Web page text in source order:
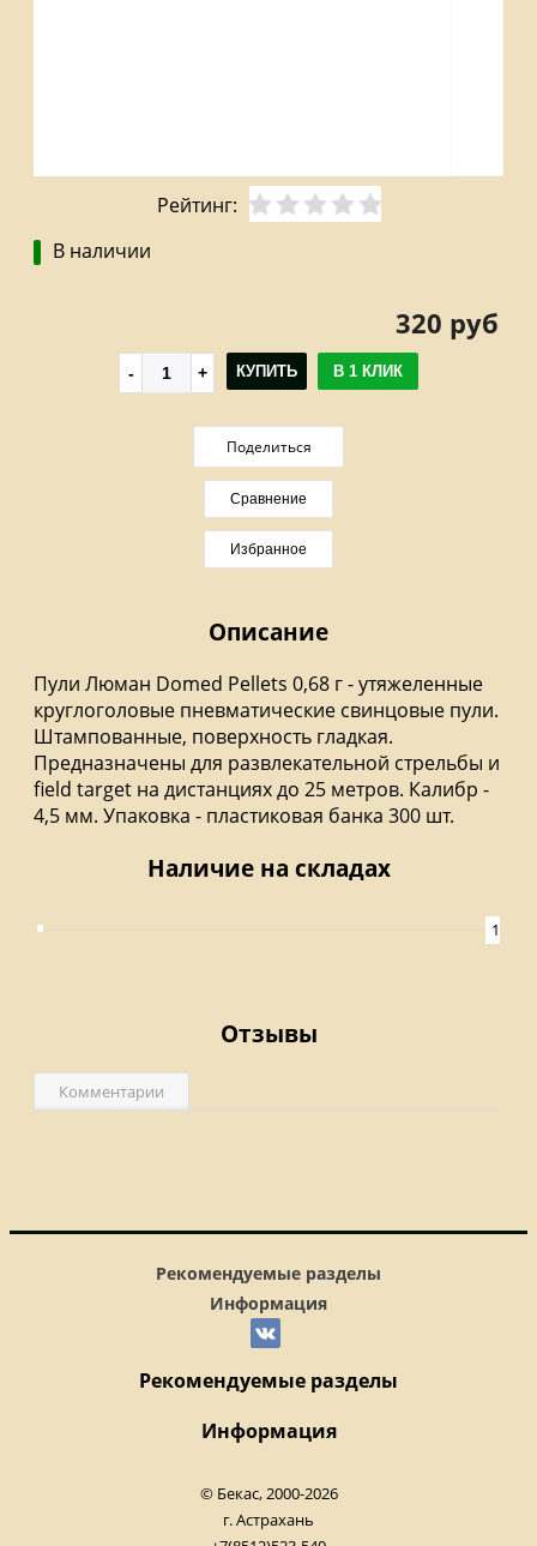
Рейтинг:
В наличии
320 руб
КУПИТЬ В 1 КЛИК
Поделиться
Сравнение
Избранное
Описание
Пули Люман Domed Pellets 0,68 г - утяжеленные
круглоголовые пневматические свинцовые пули.
Штампованные, поверхность гладкая.
Предназначены для развлекательной стрельбы и
field target на дистанциях до 25 метров. Калибр -
4,5 мм. Упаковка - пластиковая банка 300 шт.
Наличие на складах
1
Отзывы
Комментарии
Рекомендуемые разделы
Информация
Рекомендуемые разделы
Информация
© Бекас, 2000-2026
г. Астрахань